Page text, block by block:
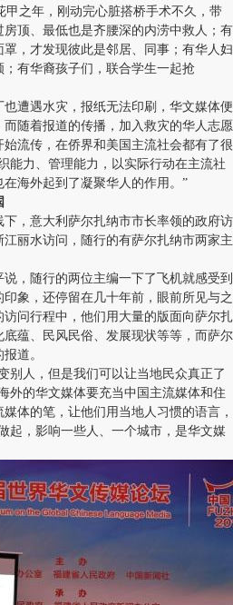
之年，刚动完心脏搭桥手术不久，带
顶、最低也是齐腰深的内涝中救人；有
，才发现彼此是邻居、同事；有华人妇
有华裔孩子们，联合学生一起抢
遭遇水灾，报纸无法印刷，华文媒体便
随着报道的传播，加入救灾的华人志愿
流传，在侨界和美国主流社会都有了很
能力、管理能力，以实际行动在主流社
海外起到了凝聚华人的作用。”
，意大利萨尔扎纳市市长率领的政府访
丽水访问，随行的有萨尔扎纳市两家主
随行的两位主编一下了飞机就感受到
象，还停留在几十年前，眼前所见与之
问行程中，他们用大量的版面向萨尔扎
蕴、民风民俗、发展现状等等，而萨尔
道。
人，但是我们可以让当地民众真正了
外的华文媒体要充当中国主流媒体和住
体的笔，让他们用当地人习惯的语言，
起，影响一些人、一个城市，是华文媒